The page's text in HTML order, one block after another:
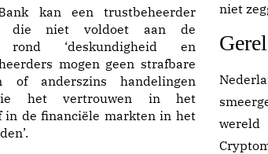
kan een trustbeheerder
die niet voldoet aan de
rond ‘deskundigheid en
mogen geen strafbare
of anderszins handelingen
het vertrouwen in het
in de financiële markten in het
niet
wereld